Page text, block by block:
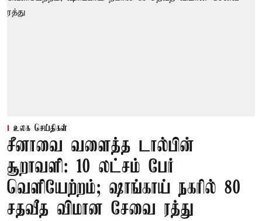
உலக செய்திகள்
சீனாவை வளைத்த டால்பின்
சூறாவளி: 10 லட்சம் பேர்
வெளியேற்றம்; ஷாங்காய் நகரில் 80
சதவீத விமான சேவை ரத்து